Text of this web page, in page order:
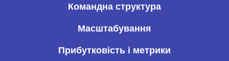
Командна структура
Масштабування
Прибутковість і метрики